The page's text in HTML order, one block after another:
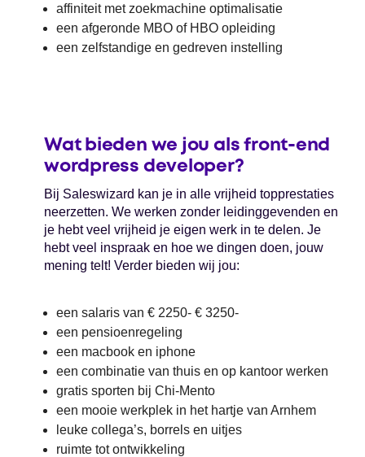
affiniteit met zoekmachine optimalisatie
een afgeronde MBO of HBO opleiding
een zelfstandige en gedreven instelling
Wat bieden we jou als front-end
wordpress developer?
Bij Saleswizard kan je in alle vrijheid topprestaties
neerzetten. We werken zonder leidinggevenden en
je hebt veel vrijheid je eigen werk in te delen. Je
hebt veel inspraak en hoe we dingen doen, jouw
mening telt! Verder bieden wij jou:
een salaris van € 2250- € 3250-
een pensioenregeling
een macbook en iphone
een combinatie van thuis en op kantoor werken
gratis sporten bij Chi-Mento
een mooie werkplek in het hartje van Arnhem
leuke collega’s, borrels en uitjes
ruimte tot ontwikkeling